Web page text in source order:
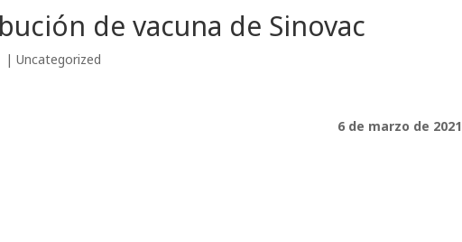
de vacuna de Sinovac
|Uncategorized
6 de marzo de 2021